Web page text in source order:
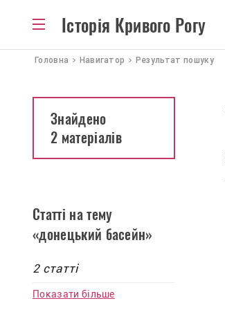
Історія Кривого Рогу
Головна Навигатор Результат пошуку
Знайдено
2 матеріалів
Статті на тему
«донецький басейн»
2 статті
Показати більше